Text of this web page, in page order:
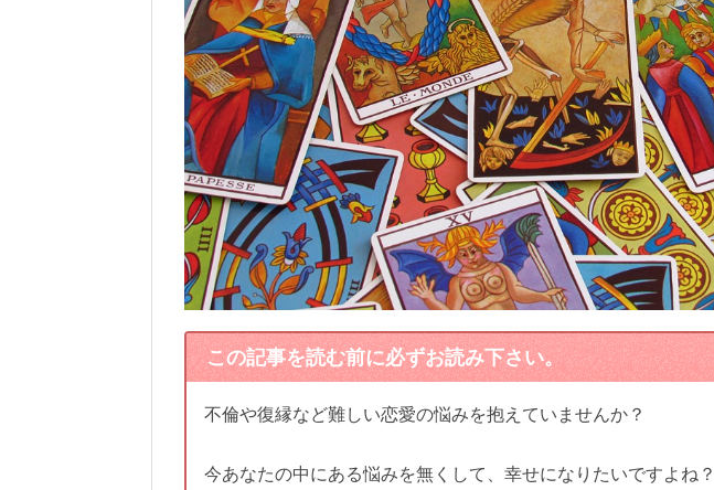
この記事を読む前に必ずお読み下さい。
不倫や復縁など難しい恋愛の悩みを抱えていませんか？
今あなたの中にある悩みを無くして、幸せになりたいですよね？